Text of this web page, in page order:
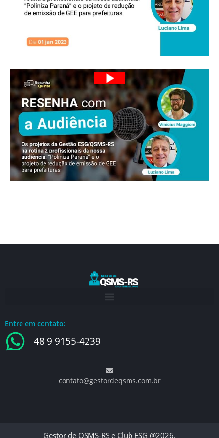
Entre em contato:
48 9 9155-4239
contato@gestordeqsms.com.br
Gestor de QSMS-RS e Club ESG @2026.